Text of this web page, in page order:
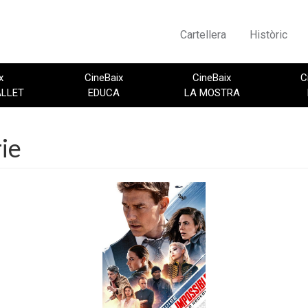
Cartellera Històric
CineBaix
EDUCA
CineBaix
LA MOSTRA